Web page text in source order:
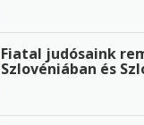
Fiatal judósaink
Szlovéniában és